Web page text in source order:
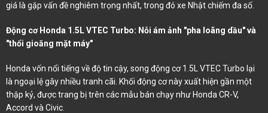
giá là gặp vấn đề nghiêm trọng nhất, trong đó xe Nhật chiếm đa số.
Động cơ Honda 1.5L VTEC Turbo: Nỗi ám ảnh "pha loãng dầu" và
"thổi gioăng mặt máy"
Honda vốn nổi tiếng về độ tin cậy, song động cơ 1.5L VTEC Turbo lại
là ngoại lệ gây nhiều tranh cãi. Khối động cơ này xuất hiện gần một
thập kỷ, được trang bị trên các mẫu bán chạy như Honda CR-V,
Accord và Civic.